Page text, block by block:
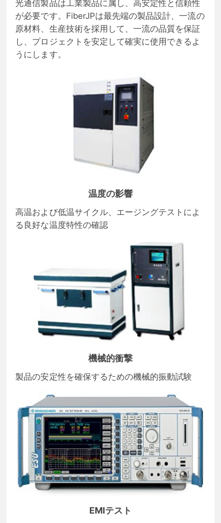
光通信製品は工業製品に属し、高安定性と信頼性
が必要です。FiberJPは最先端の製品設計、一流の
原材料、生産技術を採用して、一流の品質を保証
し、プロジェクトを安定して確実に使用できるよ
うにします。
温度の影響
高温および低温サイクル、エージングテストによ
る良好な温度特性の確認
機械的衝撃
製品の安定性を確保するための機械的振動試験
EMIテスト